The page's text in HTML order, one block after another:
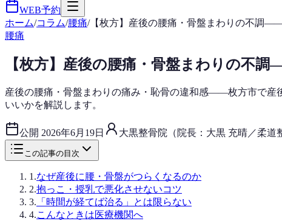
WEB予約
ホーム/コラム/腰痛/【枚方】産後の腰痛・骨盤まわりの不調
腰痛
【枚方】産後の腰痛・骨盤まわりの不
産後の腰痛・骨盤まわりの痛み・恥骨の違和感——枚方市で産
いいかを解説します。
公開 2026年6月19日 大黒整骨院（院長：大黒 充晴／柔道
この記事の目次
1 .なぜ産後に腰・骨盤がつらくなるのか
2.抱っこ・授乳で悪化させないコツ
3. 「時間が経てば治る」とは限らない
4.こんなときは医療機関へ